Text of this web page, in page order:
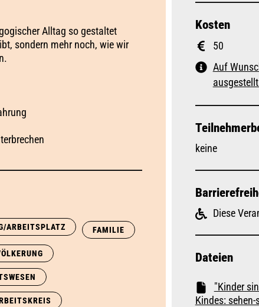
Alltag so gestaltet
sondern mehr noch, wie wir
ARBEITSPLATZ FAMILIE
Kosten
50
Auf
keine
Diese
Dateien
"Kinder
Kindes: